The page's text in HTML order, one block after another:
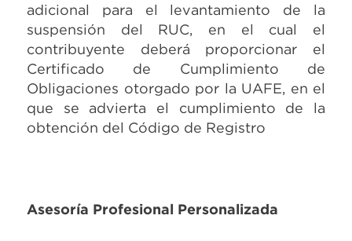
adicional para el levantamiento de la
suspensión del RUC, en el cual el
contribuyente deberá proporcionar el
Certificado de Cumplimiento de
Obligaciones otorgado por la UAFE, en el
que se advierta el cumplimiento de la
obtención del Código de Registro
Asesoría Profesional Personalizada